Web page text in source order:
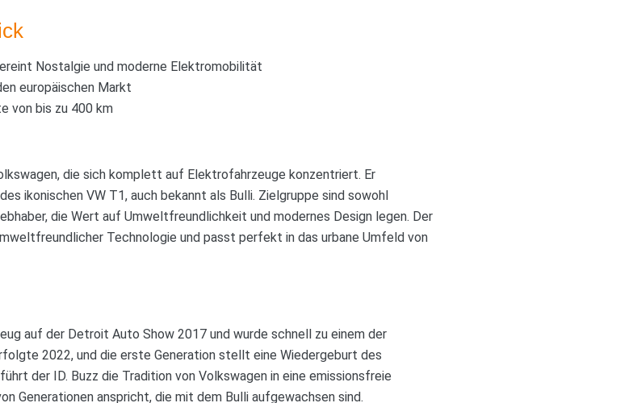
Nostalgie und moderne Elektromobilität
europäischen Markt
von bis zu 400 km
die sich komplett auf Elektrofahrzeuge konzentriert. Er
ikonischen VW T1, auch bekannt als Bulli. Zielgruppe sind sowohl
die Wert auf Umweltfreundlichkeit und modernes Design legen. Der
Technologie und passt perfekt in das urbane Umfeld von
auf der Detroit Auto Show 2017 und wurde schnell zu einem der
2022, und die erste Generation stellt eine Wiedergeburt des
der ID. Buzz die Tradition von Volkswagen in eine emissionsfreie
Generationen anspricht, die mit dem Bulli aufgewachsen sind.